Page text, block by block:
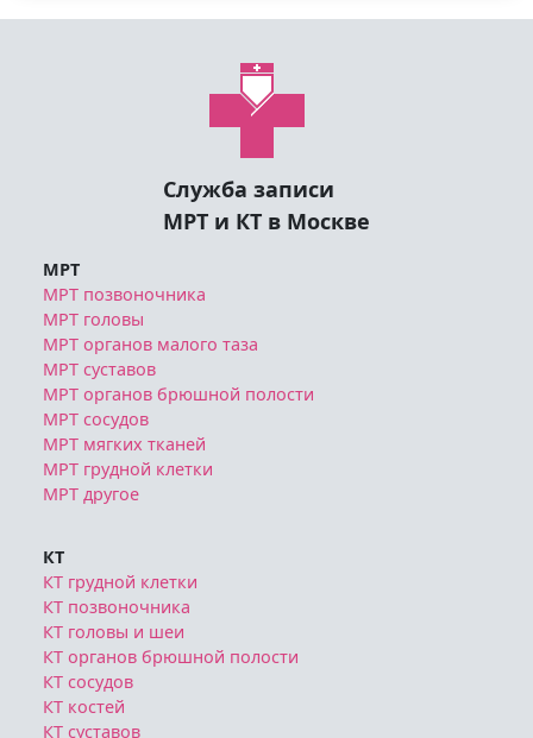
Служба записи
МРТ и КТ в Москве
МРТ
МРТ позвоночника
МРТ головы
МРТ органов малого таза
МРТ суставов
МРТ органов брюшной полости
МРТ сосудов
МРТ мягких тканей
МРТ грудной клетки
МРТ другое
КТ
КТ грудной клетки
КТ позвоночника
КТ головы и шеи
КТ органов брюшной полости
КТ сосудов
КТ костей
КТ суставов